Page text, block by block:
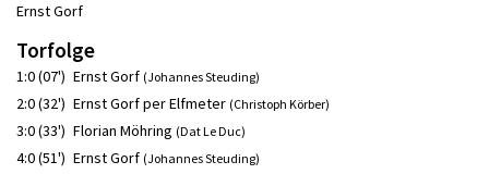
Ernst Gorf
Torfolge
1:0 (07') Ernst Gorf (Johannes Steuding)
2:0 (32') Ernst Gorf per Elfmeter (Christoph Körber)
3:0 (33') Florian Möhring (Dat Le Duc)
4:0 (51') Ernst Gorf (Johannes Steuding)